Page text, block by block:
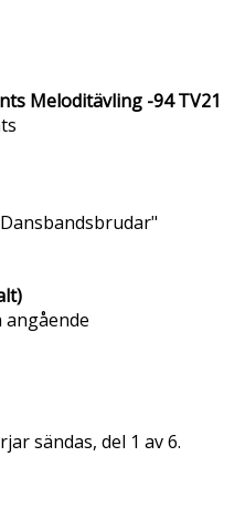
Meloditävling -94 TV21
sändas, del 1 av 6.